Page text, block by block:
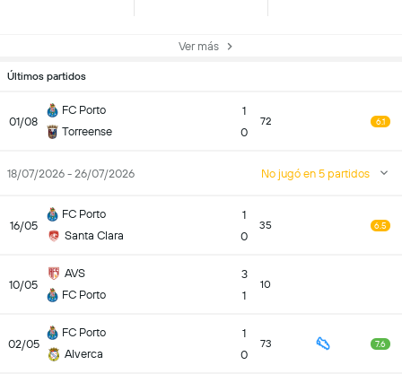
Ver más
Últimos partidos
01/08
FC Porto
Torreense
1
0
72 6.1
18/07/2026 - 26/07/2026 No jugó en 5 partidos
16/05
FC Porto
Santa Clara
1
0
35 6.5
10/05
AVS
FC Porto
3
1
10
02/05
FC Porto
Alverca
1
0
73 7.6